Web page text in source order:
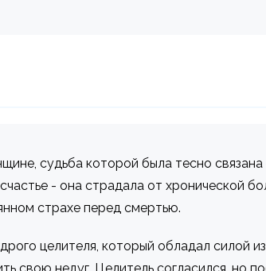
судьба которой была тесно
- она страдала от хронической
страхе перед смертью.
целителя, который обладал силой